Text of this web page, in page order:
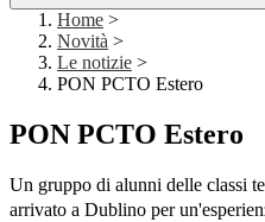
Home >
Novità >
Le notizie >
PON PCTO Estero
PON PCTO Estero
Un gruppo di alunni delle classi
arrivato a Dublino per